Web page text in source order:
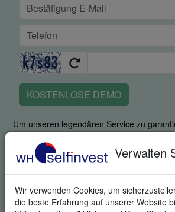
Verwalten
Wir verwenden Cookies, um
die beste Erfahrung auf unserer Website
KOSTENLOSE DEMO
Um unseren legendären Service zu
wichtig zu erfahren, ob Sie in der Lage
all ihren Stärken zu nutzen. Durch Angabe
Telefonnummer stimmen Sie zu, dass ein
Mitarbeiter Sie kontaktiert, um zu fragen,
behilflich zu sein. Durch die Anfrage dieses
Sie ausdrücklich zu, dass wir Ihnen